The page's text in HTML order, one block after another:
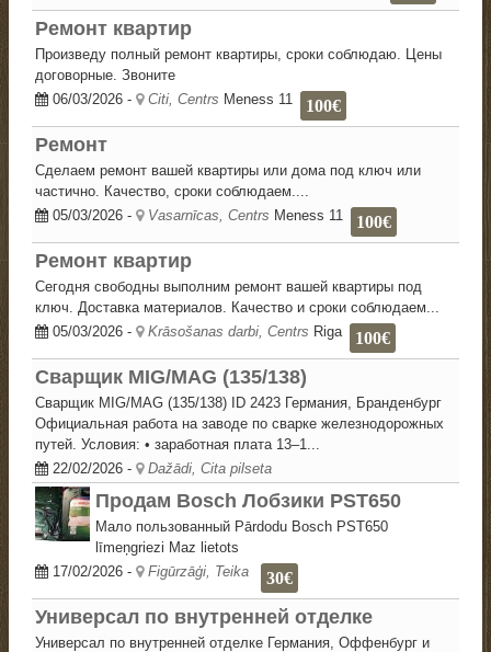
Ремонт квартир
Произведу полный ремонт квартиры, сроки соблюдаю. Цены
договорные. Звоните
06/03/2026- Citi, Centrs Meness 11 100€
Ремонт
Сделаем ремонт вашей квартиры или дома под ключ или
частично. Качество, сроки соблюдаем....
05/03/2026- Vasarnīcas, Centrs Meness 11 100€
Ремонт квартир
Сегодня свободны выполним ремонт вашей квартиры под
ключ. Доставка материалов. Качество и сроки соблюдаем...
05/03/2026- Krāsošanas darbi, Centrs Riga 100€
Сварщик MIG/MAG (135/138)
Сварщик MIG/MAG (135/138) ID 2423 Германия, Бранденбург
Официальная работа на заводе по сварке железнодорожных
путей. Условия: • заработная плата 13–1...
22/02/2026- Dažādi, Cita pilseta
Продам Bosch Лобзики PST650
Мало пользованный Pārdodu Bosch PST650
līmeņgriezi Maz lietots
17/02/2026- Figūrzāģi, Teika 30€
Универсал по внутренней отделке
Универсал по внутренней отделке Германия, Оффенбург и